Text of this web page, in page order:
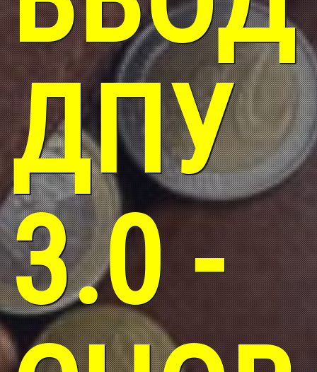
ДПУ
3.0 -